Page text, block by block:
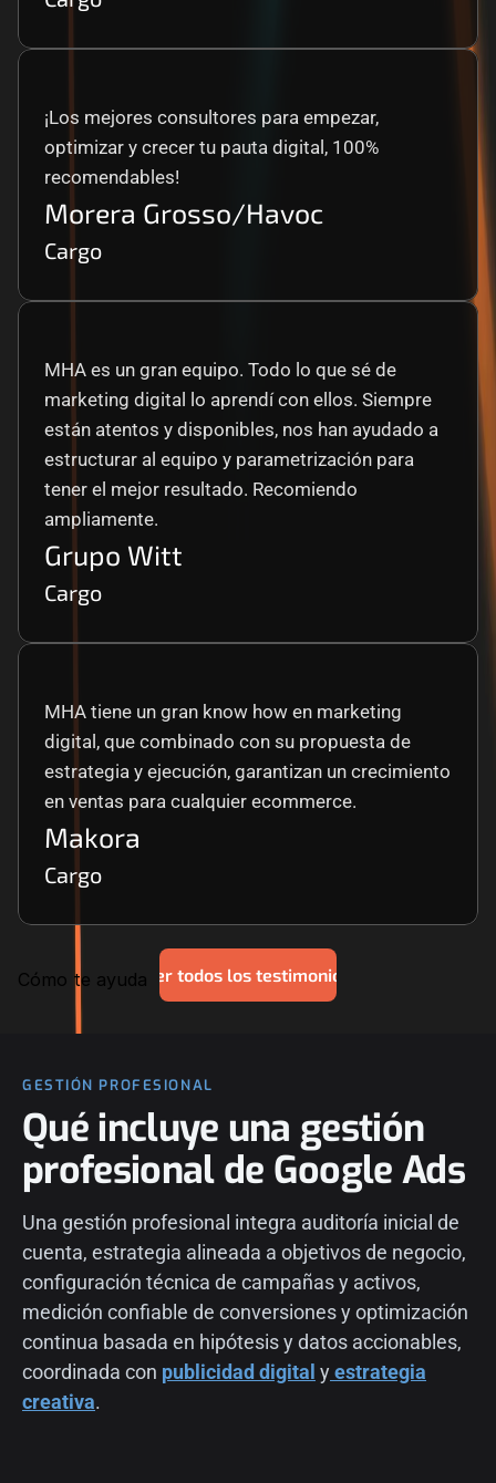
GESTIÓN PROFESIONAL
Qué incluye una gestión
profesional de Google Ads
Una gestión profesional integra auditoría inicial de
cuenta, estrategia alineada a objetivos de negocio,
configuración técnica de campañas y activos,
medición confiable de conversiones y optimización
continua basada en hipótesis y datos accionables,
coordinada con publicidad digital yestrategia
creativa.
Ver todos los testimonios
¡Los mejores consultores para empezar,
optimizar y crecer tu pauta digital, 100%
recomendables!
Morera Grosso/Havoc
Cargo
MHA es un gran equipo. Todo lo que sé de
marketing digital lo aprendí con ellos. Siempre
están atentos y disponibles, nos han ayudado a
estructurar al equipo y parametrización para
tener el mejor resultado. Recomiendo
ampliamente.
Grupo Witt
Cargo
MHA tiene un gran know how en marketing
digital, que combinado con su propuesta de
estrategia y ejecución, garantizan un crecimiento
en ventas para cualquier ecommerce.
Makora
Cargo
Cómo te ayuda